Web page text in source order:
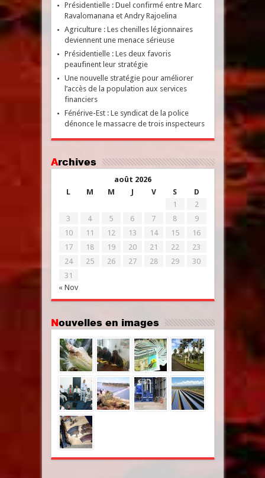
Présidentielle : Duel confirmé entre Marc
Ravalomanana et Andry Rajoelina
Agriculture : Les chenilles légionnaires
deviennent une menace sérieuse
Présidentielle : Les deux favoris
peaufinent leur stratégie
Une nouvelle stratégie pour améliorer
l’accès de la population aux services
financiers
Fénérive-Est : Le syndicat de la police
dénonce le massacre de trois inspecteurs
Archives
août 2026
L
M M J V S D
« Nov
1
2
3
4 5 6 7 8
9
10
11 12 13 14 15
16
17
18 19 20 21 22
23
24
25 26 27 28 29
30
31
Nouvelles en images